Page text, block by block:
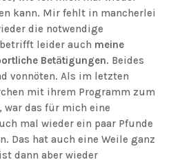
kann. Mir fehlt in mancherlei
die notwendige
leider auch meine
Betätigungen. Beides
vonnöten. Als im letzten
mit ihrem Programm zum
war das für mich eine
mal wieder ein paar Pfunde
Das hat auch eine Weile ganz
dann aber wieder